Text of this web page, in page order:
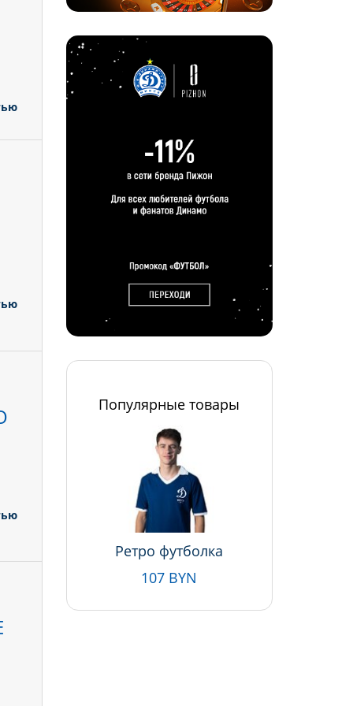
Популярные товары
Ретро футболка
107 BYN